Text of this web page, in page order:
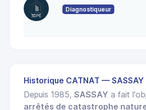
Diagnostiqueur
Historique CATNAT — SASSAY
Depuis 1985, SASSAY a fait
arrêtés de catastrophe